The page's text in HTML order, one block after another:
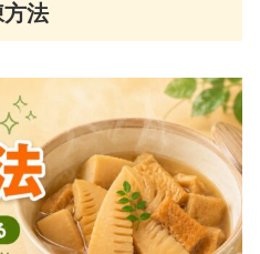
法